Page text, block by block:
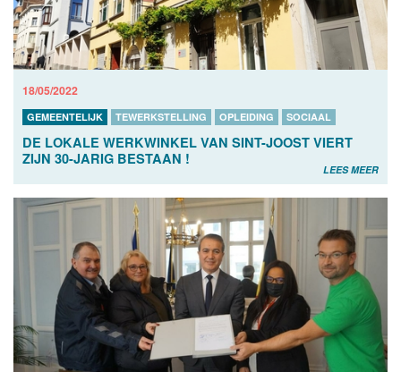
18/05/2022
GEMEENTELIJK TEWERKSTELLING OPLEIDING SOCIAAL
DE LOKALE WERKWINKEL VAN SINT-JOOST VIERT
ZIJN 30-JARIG BESTAAN !
LEES MEER